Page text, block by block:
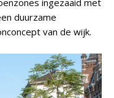
ingezaaid met
duurzame
van de wijk.